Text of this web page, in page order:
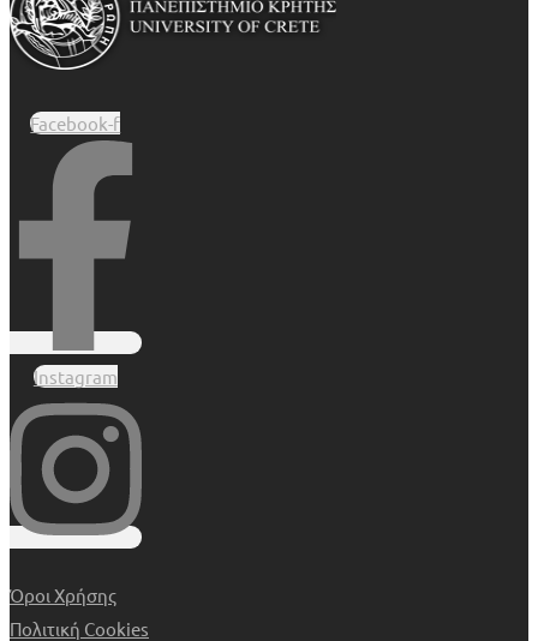
Facebook-f
Instagram
Όροι Χρήσης
Πολιτική Cookies